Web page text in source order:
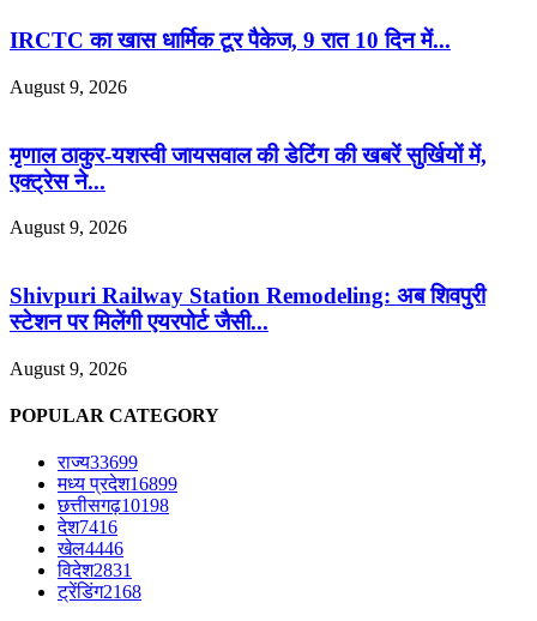
IRCTC का खास धार्मिक टूर पैकेज, 9 रात 10 दिन में...
August 9, 2026
मृणाल ठाकुर-यशस्वी जायसवाल की डेटिंग की खबरें सुर्खियों में,
एक्ट्रेस ने...
August 9, 2026
Shivpuri Railway Station Remodeling: अब शिवपुरी
स्टेशन पर मिलेंगी एयरपोर्ट जैसी...
August 9, 2026
POPULAR CATEGORY
राज्य33699
मध्य प्रदेश16899
छत्तीसगढ़10198
देश7416
खेल4446
विदेश2831
ट्रेंडिंग2168